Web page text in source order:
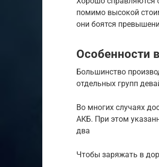
помимо высокой
они боятся
Особенности
Большинство
отдельных групп
Во многих случаях
АКБ. При этом
два
Чтобы заряжать в